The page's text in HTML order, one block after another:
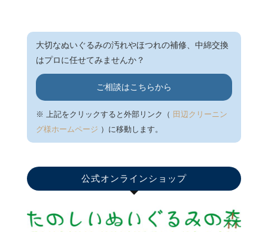
大切なぬいぐるみの汚れやほつれの補修、中綿交換
はプロに任せてみませんか？
ご相談はこちらから
※ 上記をクリックすると外部リンク（ 田辺クリーニン
グ様ホームページ ）に移動します。
公式オンラインショップ